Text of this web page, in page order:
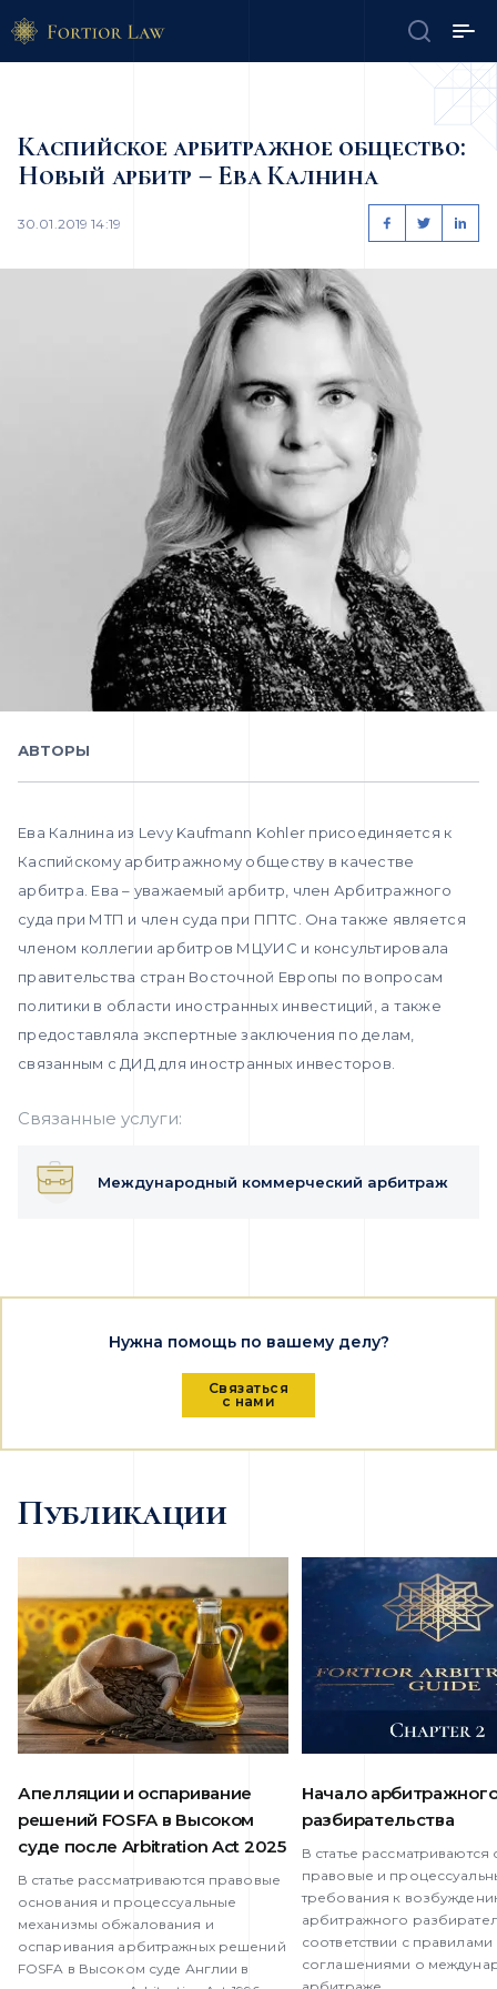
Каспийское арбитражное общество:
Новый арбитр – Ева Калнина
30.01.2019 14:19
АВТОРЫ
Ева Калнина из Levy Kaufmann Kohler присоединяется к
Каспийскому арбитражному обществу в качестве
арбитра. Ева – уважаемый арбитр, член Арбитражного
суда при МТП и член суда при ППТС. Она также является
членом коллегии арбитров МЦУИС и консультировала
правительства стран Восточной Европы по вопросам
политики в области иностранных инвестиций, а также
предоставляла экспертные заключения по делам,
связанным с ДИД для иностранных инвесторов.
Связанные услуги:
Международный коммерческий арбитраж
Нужна помощь по вашему делу?
Связаться
с нами
Публикации
Апелляции и оспаривание
решений FOSFA в Высоком
суде после Arbitration Act 2025
В статье рассматриваются правовые
основания и процессуальные
механизмы обжалования и
оспаривания арбитражных решений
FOSFA в Высоком суде Англии в
Начало
разбирательства
В статье
правовые и
требования к
арбитражного
соответствии с правилами
соглашениями о